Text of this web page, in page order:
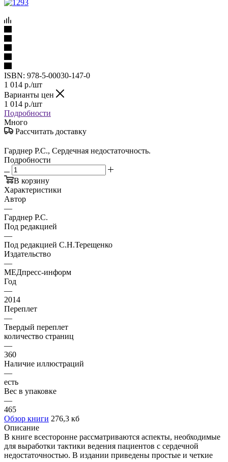
ISBN: 978-5-00030-147-0
1 014 р./шт
Варианты цен
1 014 р./шт
Подробности
Много
Рассчитать доставку
Гарднер Р.С., Сердечная недостаточность.
Подробности
В корзину
Характеристики
Автор
—
Гарднер Р.С.
Под редакцией
—
Под редакцией С.Н.Терещенко
Издательство
—
МЕДпресс-информ
Год
—
2014
Переплет
—
Твердый переплет
количество страниц
—
360
Наличие иллюстраций
—
есть
Вес в упаковке
—
465
Обзор книги 276,3 кб
Описание
В книге всесторонне рассматриваются аспекты, необходимые
для выработки тактики ведения пациентов с сердечной
недостаточностью. В издании приведены простые и четкие